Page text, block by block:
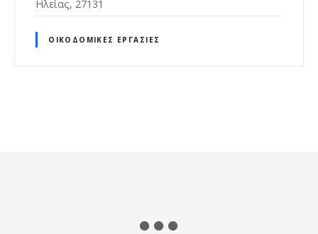
Ηλείας, 27131
ΟΙΚΟΔΟΜΙΚΈΣ ΕΡΓΑΣΊΕΣ